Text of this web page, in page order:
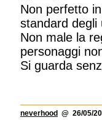
Non perfetto
standard degli
Non male la
personaggi
Si guarda
neverhood @ 26/05/